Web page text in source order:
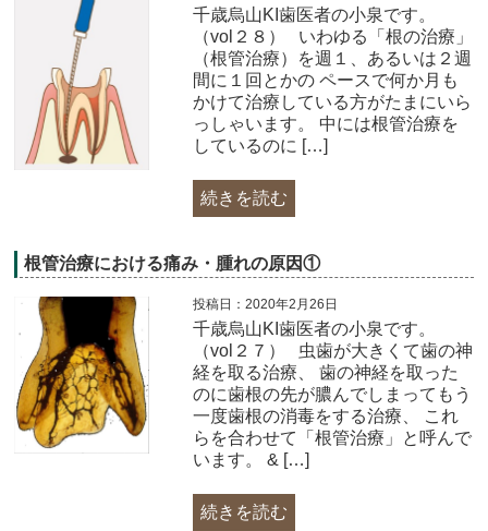
千歳烏山KI歯医者の小泉です。
（vol２８） いわゆる「根の治療」
（根管治療）を週１、あるいは２週
間に１回とかの ペースで何か月も
かけて治療している方がたまにいら
っしゃいます。 中には根管治療を
しているのに […]
続きを読む
根管治療における痛み・腫れの原因①
投稿日：2020年2月26日
千歳烏山KI歯医者の小泉です。
（vol２７） 虫歯が大きくて歯の神
経を取る治療、 歯の神経を取った
のに歯根の先が膿んでしまってもう
一度歯根の消毒をする治療、 これ
らを合わせて「根管治療」と呼んで
います。 & […]
続きを読む